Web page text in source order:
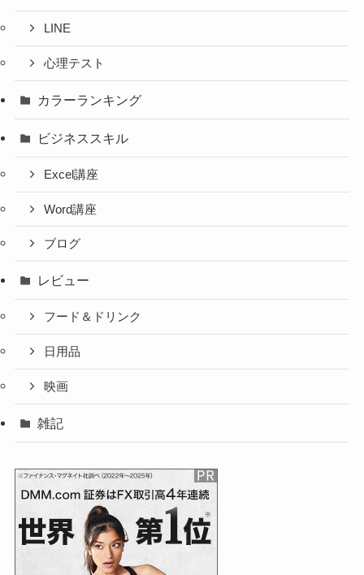
LINE
心理テスト
カラーランキング
ビジネススキル
Excel講座
Word講座
ブログ
レビュー
フード＆ドリンク
日用品
映画
雑記